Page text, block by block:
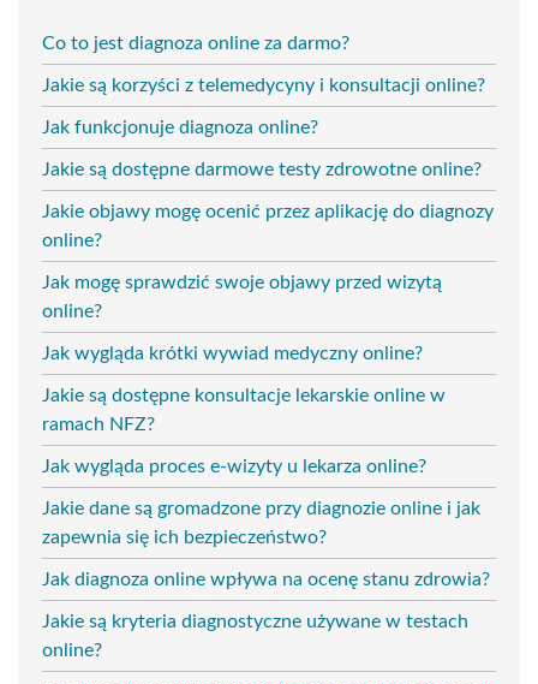
Co to jest diagnoza online za darmo?
Jakie są korzyści z telemedycyny i konsultacji online?
Jak funkcjonuje diagnoza online?
Jakie są dostępne darmowe testy zdrowotne online?
Jakie objawy mogę ocenić przez aplikację do diagnozy
online?
Jak mogę sprawdzić swoje objawy przed wizytą
online?
Jak wygląda krótki wywiad medyczny online?
Jakie są dostępne konsultacje lekarskie online w
ramach NFZ?
Jak wygląda proces e-wizyty u lekarza online?
Jakie dane są gromadzone przy diagnozie online i jak
zapewnia się ich bezpieczeństwo?
Jak diagnoza online wpływa na ocenę stanu zdrowia?
Jakie są kryteria diagnostyczne używane w testach
online?